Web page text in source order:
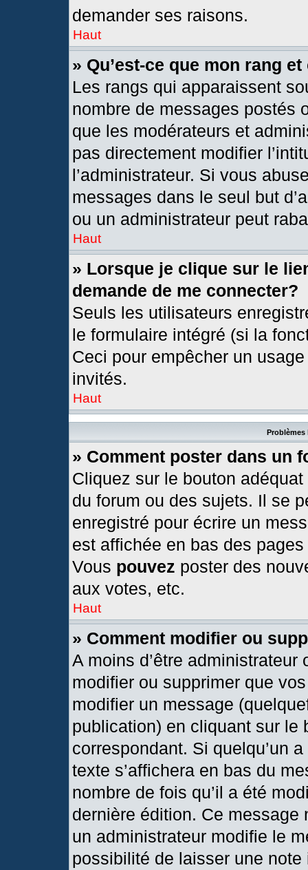
demander ses raisons.
Haut
» Qu’est-ce que mon rang
Les rangs qui apparaissent
nombre de messages postés
que les modérateurs et
pas directement modifier
l’administrateur. Si vous
messages dans le seul but
ou un administrateur peut
Haut
» Lorsque je clique sur le
demande de me connecter?
Seuls les utilisateurs
le formulaire intégré (si la
Ceci pour empêcher un
invités.
Haut
Problèmes
» Comment poster dans un
Cliquez sur le bouton
du forum ou des sujets. Il se
enregistré pour écrire un
est affichée en bas des
Vous pouvez poster des
aux votes, etc.
Haut
» Comment modifier ou
A moins d’être
modifier ou supprimer que
modifier un message
publication) en cliquant sur le
correspondant. Si quelqu’un
texte s’affichera en bas du
nombre de fois qu’il a été
dernière édition. Ce message
un administrateur modifie le
possibilité de laisser une